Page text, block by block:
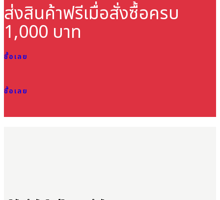
ส่งสินค้าฟรีเมื่อสั่งซื้อครบ
1,000 บาท
ซื้อเลย
ซื้อเลย